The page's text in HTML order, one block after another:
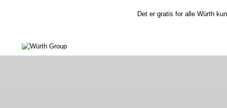
Det er gratis for alle Würth